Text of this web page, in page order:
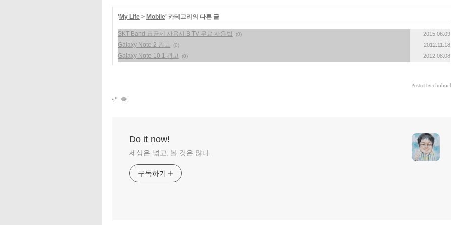
'My Life > Mobile' 카테고리의 다른 글
SKT Band 요금제 사용시 B TV 무료 사용법 (0) 2015.06.09
Galaxy Note 2 광고 (0) 2012.11.18
Galaxy Note 10.1 광고 (0) 2012.08.08
Posted by
Do it now!
세상은 넓고, 볼 것은 많다.
구독하기